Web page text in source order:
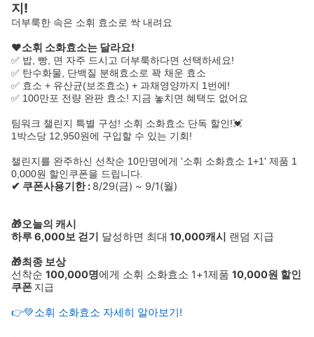
지!
더부룩한 속은 소휘 효소로 싹 내려요
❤소휘 소화효소는 달라요!
✅ 밥, 빵, 면 자주 드시고 더부룩하다면 선택하세요!
✅ 탄수화물, 단백질 분해효소로 꽉 채운 효소
✅ 효소 + 유산균(보조효소) + 과채영양까지 1번에!
✅ 100만포 전량 완판 효소! 지금 놓치면 혜택도 없어요
팀워크 챌린지 특별 구성! 소휘 소화효소 단독 할인!💓
1박스당 12,950원에 구입할 수 있는 기회!
챌린지를 완주하신 선착순 10만명에게 '소휘 소화효소 1+1' 제품 1
0,000원 할인쿠폰을 드립니다.
✔ 쿠폰사용기한 : 8/29(금) ~ 9/1(월)
🎁오늘의 캐시
하루 6,000보 걷기 달성하면 최대 10,000캐시 랜덤 지급
🎁최종 보상
선착순 100,000명에게 소휘 소화효소 1+1제품 10,000원 할인
쿠폰 지급
👉💚소휘 소화효소 자세히 알아보기!